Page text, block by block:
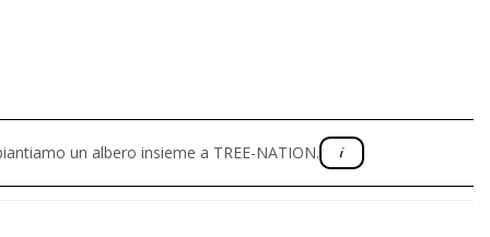
un albero insieme a TREE-NATION.